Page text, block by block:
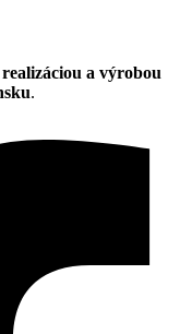
realizáciou a výrobou
.